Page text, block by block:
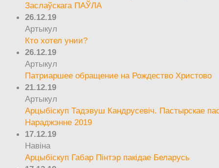
Заслаўскага ПАЎЛА
26.12.19
Артыкул
Кто хотел унии?
26.12.19
Артыкул
Патриаршее обращение на Рождество Христово
21.12.19
Артыкул
Арцыбіскуп Тадэвуш Кандрусевіч. Пастырскае
Нараджэнне 2019
17.12.19
Навіна
Арцыбіскуп Габар Пінтэр пакідае Беларусь